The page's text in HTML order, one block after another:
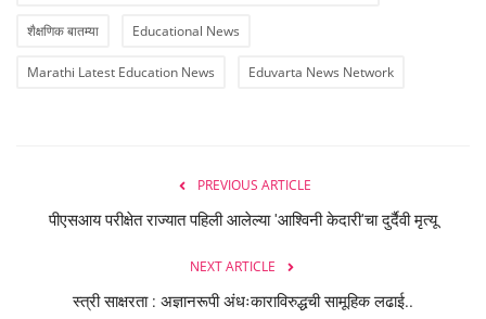
शैक्षणिक बातम्या Educational News
Marathi Latest Education News Eduvarta News Network
PREVIOUS ARTICLE
पीएसआय परीक्षेत राज्यात पहिली आलेल्या 'आश्विनी केदारी'चा दुर्दैवी मृत्यू
NEXT ARTICLE
स्त्री साक्षरता : अज्ञानरूपी अंधःकाराविरुद्धची सामूहिक लढाई..